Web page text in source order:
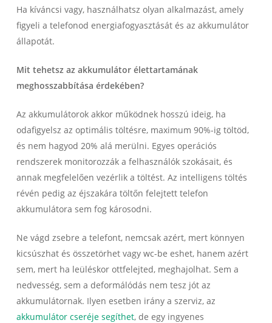
Ha kíváncsi vagy, használhatsz olyan alkalmazást, amely
figyeli a telefonod energiafogyasztását és az akkumulátor
állapotát.
Mit tehetsz az akkumulátor élettartamának
meghosszabbítása érdekében?
Az akkumulátorok akkor működnek hosszú ideig, ha
odafigyelsz az optimális töltésre, maximum 90%-ig töltöd,
és nem hagyod 20% alá merülni. Egyes operációs
rendszerek monitorozzák a felhasználók szokásait, és
annak megfelelően vezérlik a töltést. Az intelligens töltés
révén pedig az éjszakára töltőn felejtett telefon
akkumulátora sem fog károsodni.
Ne vágd zsebre a telefont, nemcsak azért, mert könnyen
kicsúszhat és összetörhet vagy wc-be eshet, hanem azért
sem, mert ha leüléskor ottfelejted, meghajolhat. Sem a
nedvesség, sem a deformálódás nem tesz jót az
akkumulátornak. Ilyen esetben irány a szerviz, az
akkumulátor cseréje segíthet, de egy ingyenes